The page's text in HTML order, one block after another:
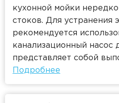
кухонной мойки
стоков. Для устранения
рекомендуется
канализационный насос
представляет собой
пластика
воды. Внутри
установлена система
Подробнее